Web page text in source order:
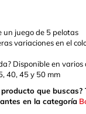
un juego de 5 pelotas
variaciones en el
Disponible en varios
40, 45 y 50 mm
que buscas?
en la categoría